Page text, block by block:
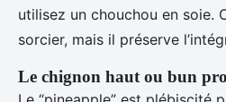
utilisez un chouchou en soie.
sorcier, mais il préserve
Le chignon haut ou bun